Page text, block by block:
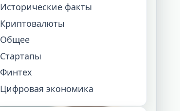
Исторические факты
Криптовалюты
Общее
Стартапы
Финтех
Цифровая экономика